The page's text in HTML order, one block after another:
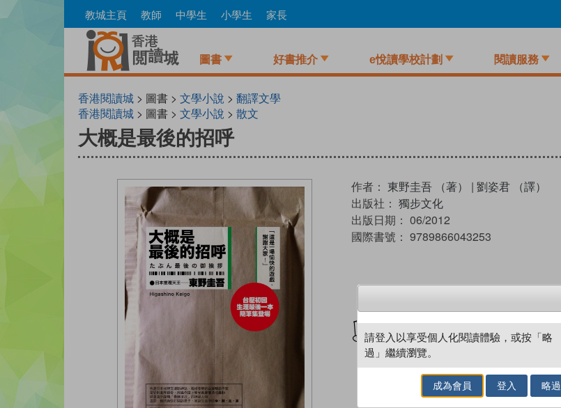
to
教城主頁 教師 中學生 小學生 家長
圖書 好書推介 e悅讀學校計劃 閱讀服務
香港閱讀城> 圖書 > 文學小說 > 翻譯文學
香港閱讀城> 圖書 > 文學小說 > 散文
大概是最後的招呼
作者： 東野圭吾 （著） | 劉姿君 （譯）
出版社： 獨步文化
出版日期： 06/2012
國際書號： 9789866043253
加入閱讀紀錄
請登入以享受個人化閱讀體驗，或按「略
過」繼續瀏覽。
成為會員 登入 略過